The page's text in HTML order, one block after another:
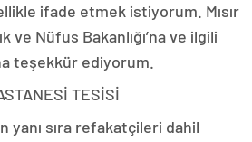
ifade etmek istiyorum. Mısır
ve Nüfus Bakanlığı’na ve ilgili
teşekkür ediyorum.
TESİSİ
yanı sıra refakatçileri dahil